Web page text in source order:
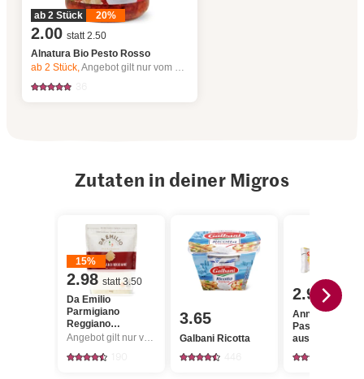
ab 2 Stück 20%
2.00 statt 2.50
Alnatura Bio Pesto Rosso
ab 2Stück,Angebot gilt nur vom 6.8. bis 12.8.2026, solange Vorrat.
Zutaten in deiner Migros
15%
2.98 statt 3.50
Da Emilio
Parmigiano
Reggiano
Reibkäse
Angebot gilt nur vom 6.8. bis 12.8.2026, solange Vorrat.
3.65
Galbani Ricotta
2.95
Anna's Best
Pastateig
ausgewallt